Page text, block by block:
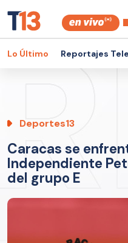
Lo Último Reportajes
Deportes13
Caracas se
Independiente
del grupo E